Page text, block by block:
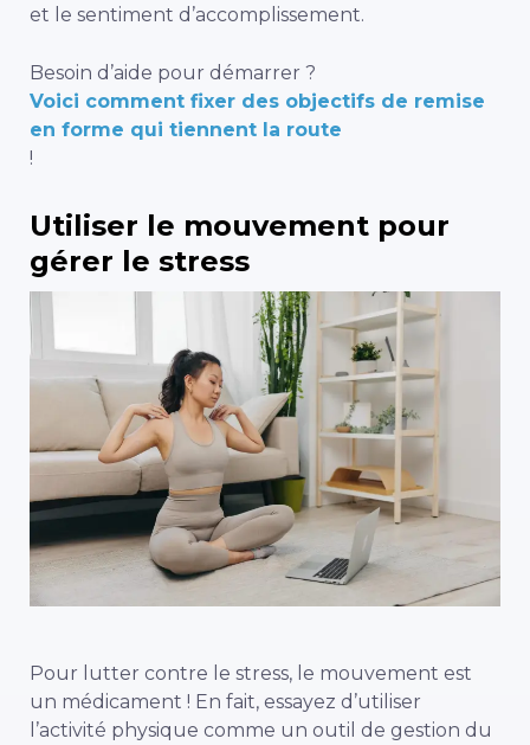
et le sentiment d’accomplissement.
Besoin d’aide pour démarrer ?
Voici comment fixer des objectifs de remise
en forme qui tiennent la route
!
Utiliser le mouvement pour
gérer le stress
Pour lutter contre le stress, le mouvement est
un médicament ! En fait, essayez d’utiliser
l’activité physique comme un outil de gestion du